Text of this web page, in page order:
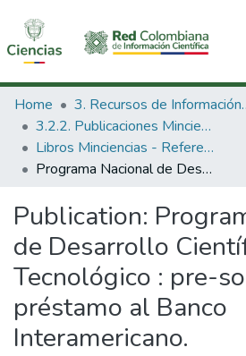
Communities & Collections
All of DSpace
Statistics
Home
3. Recursos de
3.2.2. Publicaciones Minciencias
Libros Minciencias - Referenciales
Programa Nacional de Desarrollo Científico y Tecnológico : pre-solicitud de préstamo al Banco Interamericano.
Publication:
de Desarrollo
Tecnológico : pre-
préstamo al Banco
Interamericano.